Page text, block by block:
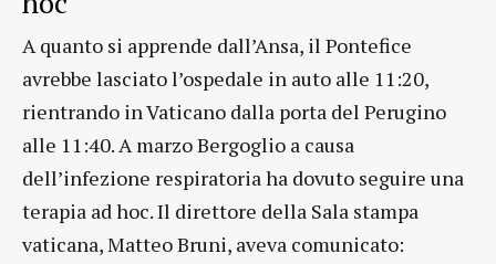
A quanto si apprende dall’Ansa, il Pontefice
avrebbe lasciato l’ospedale in auto alle 11:20,
rientrando in Vaticano dalla porta del Perugino
alle 11:40. A marzo Bergoglio a causa
dell’infezione respiratoria ha dovuto seguire una
terapia ad hoc. Il direttore della Sala stampa
vaticana, Matteo Bruni, aveva comunicato: